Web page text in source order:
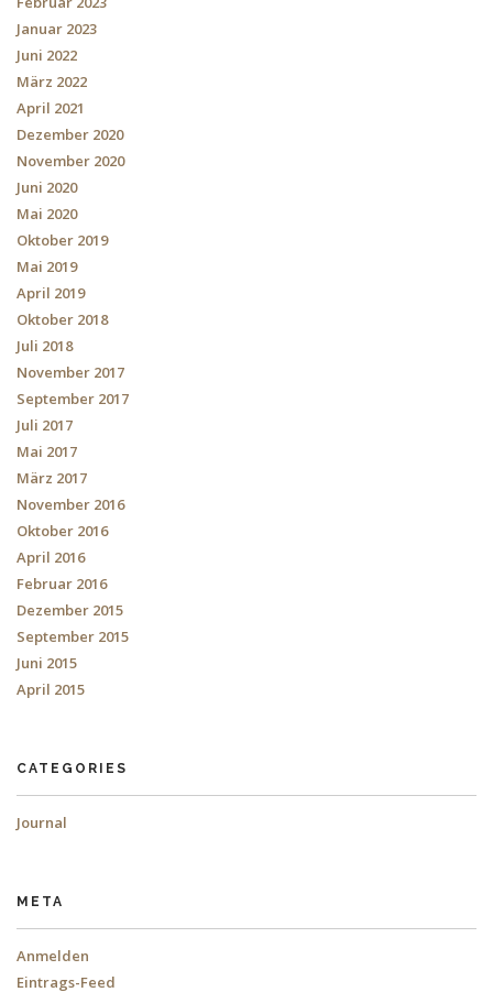
Januar 2023
Juni 2022
März 2022
April 2021
Dezember 2020
November 2020
Juni 2020
Mai 2020
Oktober 2019
Mai 2019
April 2019
Oktober 2018
Juli 2018
November 2017
September 2017
Juli 2017
Mai 2017
März 2017
November 2016
Oktober 2016
April 2016
Februar 2016
Dezember 2015
September 2015
Juni 2015
April 2015
CATEGORIES
Journal
META
Anmelden
Eintrags-Feed